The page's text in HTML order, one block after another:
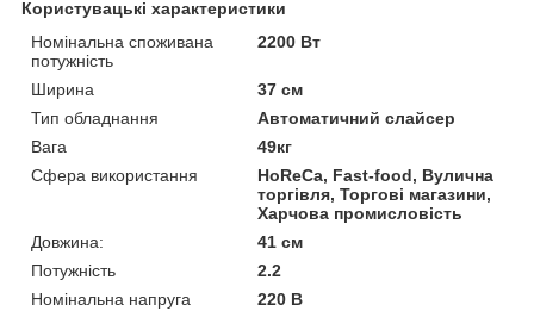
Користувацькі характеристики
Номінальна споживана
потужність
2200 Вт
Ширина
37 см
Тип обладнання
Автоматичний слайсер
Вага
49кг
Сфера використання
HoReCa, Fast-food, Вулична
торгівля, Торгові магазини,
Харчова промисловість
Довжина:
41 см
Потужність
2.2
Номінальна напруга
220 В